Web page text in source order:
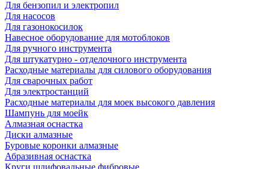
Для бензопил и электропил
Для насосов
Для газонокосилок
Навесное оборудование для мотоблоков
Для ручного инструмента
Для штукатурно - отделочного инструмента
Расходные материалы для силового оборудования
Для сварочных работ
Для электростанций
Расходные материалы для моек высокого давления
Шампунь для моейк
Алмазная оснастка
Диски алмазные
Буровые коронки алмазные
Абразивная оснастка
Круги шлифовальные фибровые